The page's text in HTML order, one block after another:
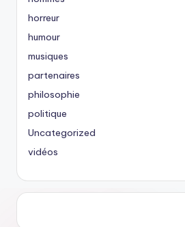
horreur
humour
musiques
partenaires
philosophie
politique
Uncategorized
vidéos